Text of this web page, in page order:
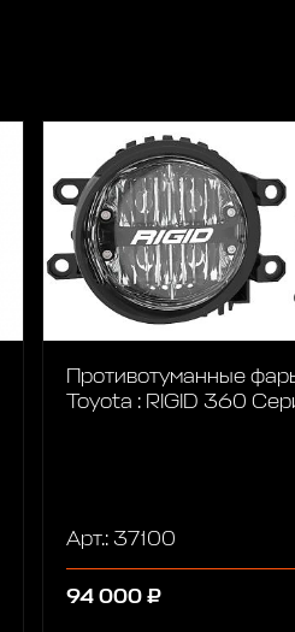
Противотуманные
Toyota : RIGID 360
Арт.: 37100
94 000 ₽